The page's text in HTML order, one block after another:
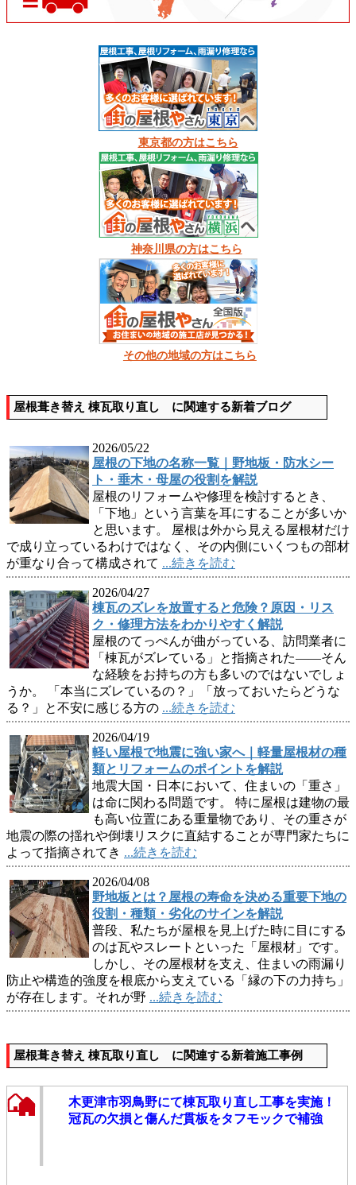
東京都の方はこちら
神奈川県の方はこちら
その他の地域の方はこちら
屋根葺き替え 棟瓦取り直し に関連する新着ブログ
2026/05/22
屋根の下地の名称一覧｜野地板・防水シー
ト・垂木・母屋の役割を解説
屋根のリフォームや修理を検討するとき、
「下地」という言葉を耳にすることが多いか
と思います。 屋根は外から見える屋根材だけ
で成り立っているわけではなく、その内側にいくつもの部材
が重なり合って構成されて ...続きを読む
2026/04/27
棟瓦のズレを放置すると危険？原因・リス
ク・修理方法をわかりやすく解説
屋根のてっぺんが曲がっている、訪問業者に
「棟瓦がズレている」と指摘された——そん
な経験をお持ちの方も多いのではないでしょ
うか。 「本当にズレているの？」「放っておいたらどうな
る？」と不安に感じる方の ...続きを読む
2026/04/19
軽い屋根で地震に強い家へ｜軽量屋根材の種
類とリフォームのポイントを解説
地震大国・日本において、住まいの「重さ」
は命に関わる問題です。 特に屋根は建物の最
も高い位置にある重量物であり、その重さが
地震の際の揺れや倒壊リスクに直結することが専門家たちに
よって指摘されてき ...続きを読む
2026/04/08
野地板とは？屋根の寿命を決める重要下地の
役割・種類・劣化のサインを解説
普段、私たちが屋根を見上げた時に目にする
のは瓦やスレートといった「屋根材」です。
しかし、その屋根材を支え、住まいの雨漏り
防止や構造的強度を根底から支えている「縁の下の力持ち」
が存在します。それが野 ...続きを読む
屋根葺き替え 棟瓦取り直し に関連する新着施工事例
木更津市羽鳥野にて棟瓦取り直し工事を実施！
冠瓦の欠損と傷んだ貫板をタフモックで補強